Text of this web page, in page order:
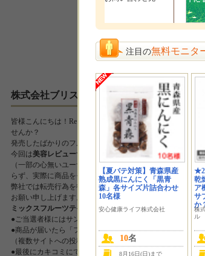
注目の無料モニタ
【夏バテ対策】青森県産
熟成黒にんにく「黒青
森」各サイズ片詰合わせ
10名様
安心健康ライフ株式会社
10名
8月16日(日)まで
乾
ア
サ
か
株
ル
選考方法
株式会社ブリスコアからのメッセージ
皆様こんにちは！Re:fata（リファータ）です！ 10月31日
せんか？
発売したばかりのフルーツ青汁が試せるチャンスです♪
今回は美容レビューサイトに感想を投稿して下さる方
大
（一部の心無いユーザーによる転売行為を確認しており
らず、実際に商品をモニターできるのは一握りという事も
弊社では転売行為を行ったユーザーを発見次第、利用停止
お願い申し上げます。）
日頃の野菜不足も補い、美容に
ミックスフルーツテイストでスッキリと甘く、野菜が苦手
●ご当選者様にはサンプル5包をお送り致します。
●商品が届いたら「フルーツと野菜のおいしい青汁」を飲
（複数サイトへの投稿、SNS投稿も大歓迎です♪）
●最後にカキコミにてご感想をご記入いただき、アンケー